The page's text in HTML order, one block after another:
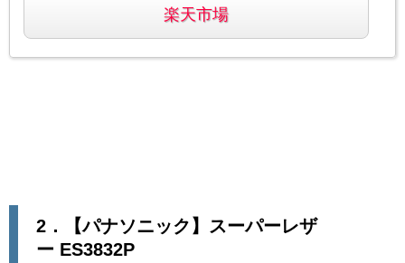
楽天市場
2．【パナソニック】 スーパーレザ
ー ES3832P